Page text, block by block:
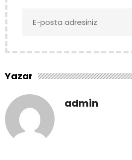
Yazar
admin